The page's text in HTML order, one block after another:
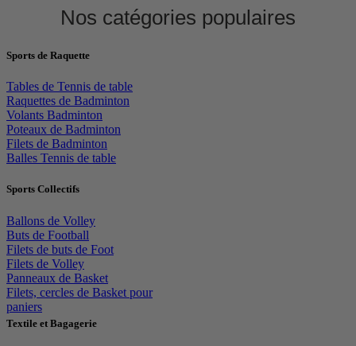
Nos catégories populaires
Sports de Raquette
Tables de Tennis de table
Raquettes de Badminton
Volants Badminton
Poteaux de Badminton
Filets de Badminton
Balles Tennis de table
Sports Collectifs
Ballons de Volley
Buts de Football
Filets de buts de Foot
Filets de Volley
Panneaux de Basket
Filets, cercles de Basket pour
paniers
Textile et Bagagerie